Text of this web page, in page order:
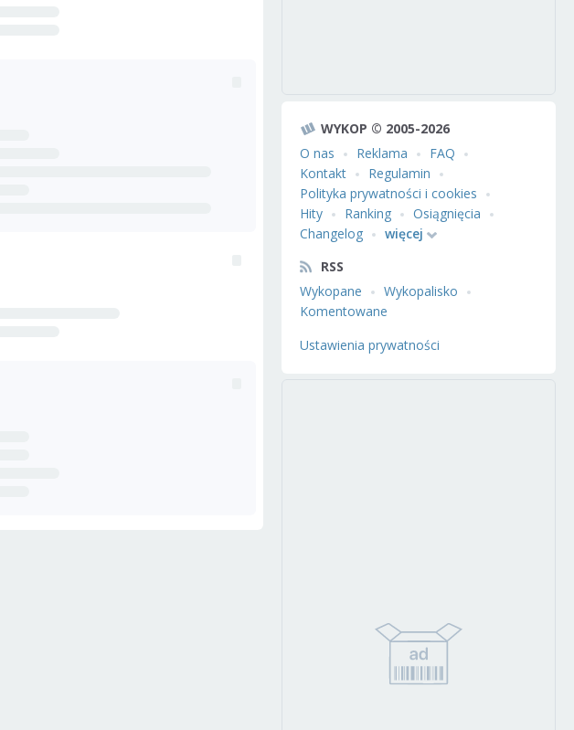
WYKOP © 2005-2026
O nas
Reklama
FAQ
Kontakt
Regulamin
Polityka prywatności i cookies
Hity
Ranking
Osiągnięcia
Changelog
więcej
RSS
Wykopane
Wykopalisko
Komentowane
Ustawienia prywatności